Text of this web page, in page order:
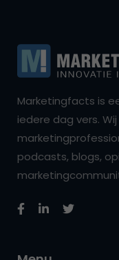
Marketingfacts is
iedere dag vers.
podcasts, blogs,